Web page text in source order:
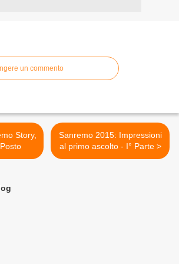
un commento
Sanremo 2015: Impressioni
al primo ascolto - I° Parte >